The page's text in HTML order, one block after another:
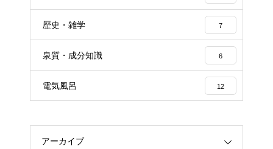
歴史・雑学 7
泉質・成分知識 6
電気風呂 12
アーカイブ